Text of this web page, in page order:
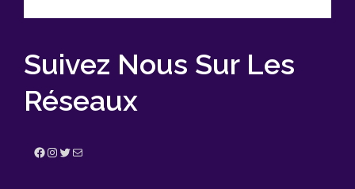
Suivez Nous Sur Les
Réseaux
Facebook InstagramTwitter E-mail